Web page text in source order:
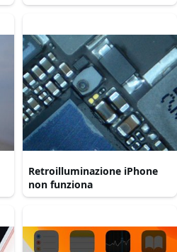
Retroilluminazione iPhone
non funziona